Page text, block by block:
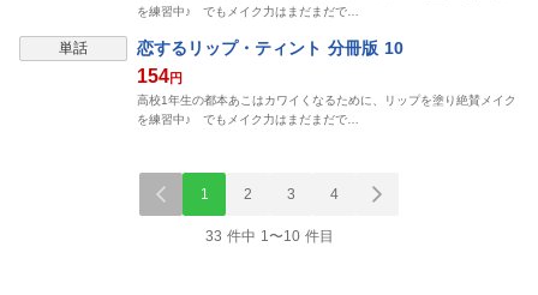
を練習中♪ でもメイク力はまだまだで…
単話 恋するリップ・ティント 分冊版 10
154円
高校1年生の都本あこはカワイくなるために、リップを塗り絶賛メイク
を練習中♪ でもメイク力はまだまだで…
1 2 3 4
33 件中 1〜10 件目